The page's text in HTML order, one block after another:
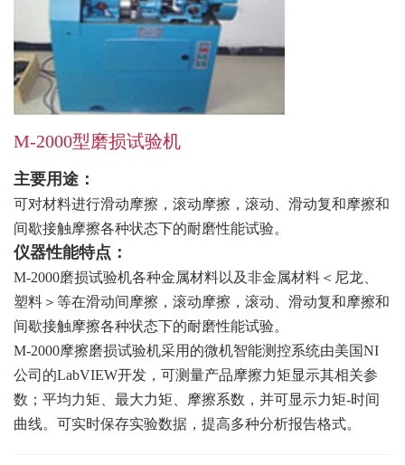
M-2000型磨损试验机
主要用途：
可对材料进行滑动摩擦，滚动摩擦，滚动、滑动复和摩擦和
间歇接触摩擦各种状态下的耐磨性能试验。
仪器性能特点：
M-2000磨损试验机各种金属材料以及非金属材料＜尼龙、
塑料＞等在滑动间摩擦，滚动摩擦，滚动、滑动复和摩擦和
间歇接触摩擦各种状态下的耐磨性能试验。
M-2000摩擦磨损试验机采用的微机智能测控系统由美国NI
公司的LabVIEW开发，可测量产品摩擦力矩显示其相关参
数；平均力矩、最大力矩、摩擦系数，并可显示力矩-时间
曲线。可实时保存实验数据，提高多种分析报告格式。